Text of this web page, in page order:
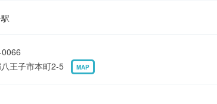
王子市本町2-5
MAP